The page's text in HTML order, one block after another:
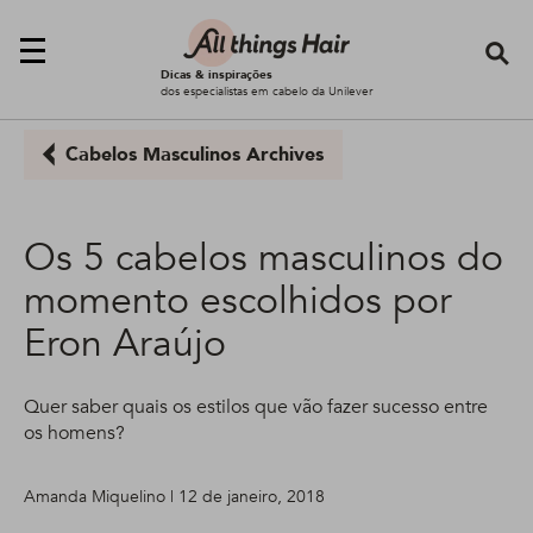
Dicas & inspirações
dos especialistas em cabelo da Unilever
Cabelos Masculinos Archives
Os 5 cabelos masculinos do
momento escolhidos por
Eron Araújo
Quer saber quais os estilos que vão fazer sucesso entre
os homens?
Amanda Miquelino | 12 de janeiro, 2018